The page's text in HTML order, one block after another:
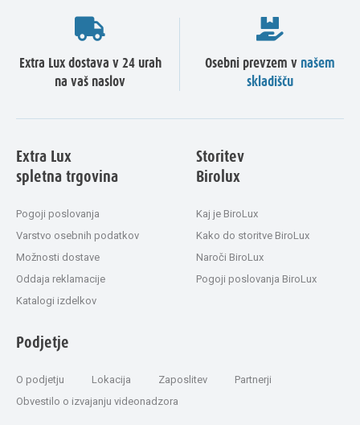
Extra Lux dostava v 24 urah
na vaš naslov
Osebni prevzem v našem
skladišču
Extra Lux
spletna trgovina
Pogoji poslovanja
Varstvo osebnih podatkov
Možnosti dostave
Oddaja reklamacije
Katalogi izdelkov
Storitev
Birolux
Kaj je BiroLux
Kako do storitve BiroLux
Naroči BiroLux
Pogoji poslovanja BiroLux
Podjetje
O podjetju Lokacija Zaposlitev
Partnerji
Obvestilo o izvajanju videonadzora